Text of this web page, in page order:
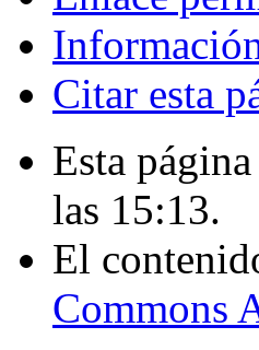
Citar esta
Esta
las 15:13.
El
Commons